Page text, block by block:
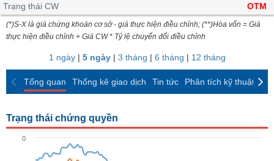
Tài
liệu
cổ
Top
cổ
phiếu
ngành
giao
dịch
giao
dịch
Bộ
lọc
cổ
So
sánh
Báo
cáo
Dịch
vụ
Trạng thái CW
OTM
(*)S-X là giá chứng khoán cơ sở - giá thực hiện điều chỉnh; (**)Hòa vốn = Giá
thực hiện điều chỉnh + Giá CW * Tỷ lệ chuyển đổi điều chỉnh
1 ngày| 5 ngày| 3 tháng | 6 tháng | 12 tháng
Tổng quan Thống kê giao dịch Tin tức Phân tích kỹ thuật
Trạng thái chứng quyền
0
HÀNG
KINH
GIỚI